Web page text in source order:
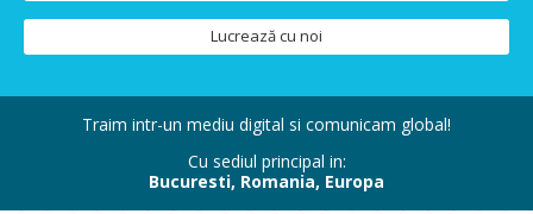
Lucrează cu noi
Traim intr-un mediu digital si comunicam global!
Cu sediul principal in:
Bucuresti, Romania, Europa